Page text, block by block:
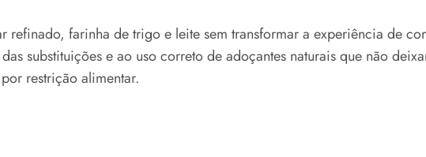
refinado, farinha de trigo e leite sem transformar a experiência de
substituições e ao uso correto de adoçantes naturais que não
restrição alimentar.